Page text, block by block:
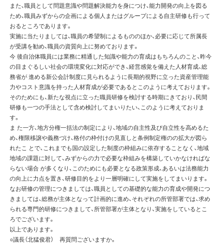
また、職員として問題意識や問題解決能力を身につけ、能力開発の向上を図る
ため、職員みずからの企画による個人またはグループによる自主研修も行って
おるところであります。
実施に当たりましては、職員の希望制によるもののほか、必要に応じて所属長
が受講を勧め、職員の資質向上に努めております。
今 後自治体職員には業務に精通した知識や能力の育成はもちろんのこと、昨今
の目まぐるしい社会の環境変化に対応ができ、経営感覚を備えた人材育成、総
務省が 進める新公会計制度に見られるように長期的視野に立った資産管理能
力やコスト意識を持った人材育成が必要であるとこのように考えております。
そのためにも、新たな視点に立った職員研修を検討する時期にきており、民間
研修も一つの手法として含め検討してまいりたい、このように考えておりま
す。
ま た一方、地方分権一括法の制定により、地域の自主性及び自立性を高めるた
め、権限移譲や義務づけ、格付の枠付けの見直しと条例制定権のの拡大が図ら
れたこ とで、これまでも国の設定した制度の枠組みに依存することなく、地域
地域の課題に対して、みずからの力で必要な枠組みを構築していかなければな
らない場合 が多くなり、このためにも必要となる政策形成、あるいは法務能力
の向上に力点を置き、研修目的をより一層明確にして実施をしてまいります。
なお研修の管理につきましては、職員としての基礎的な能力の育成や開発につ
きましては、総務が主体となって計画的に進め、それぞれの所管部署では、求め
られる専門的研修につきまして、所管部署が主体となり、実施をしているとこ
ろでございます。
以上であります。
○議長（北猛俊君） 再質問ございますか。